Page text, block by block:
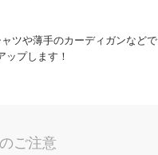
ツや薄手のカーディガンなどで
ップします！
ご注意